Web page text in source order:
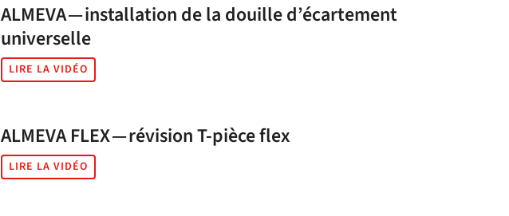
ALMEVA — installation de la douille d’écartement
universelle
LIRE LA VIDÉO
ALMEVA FLEX — révision T‑pièce flex
LIRE LA VIDÉO